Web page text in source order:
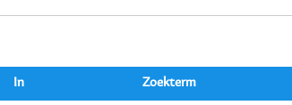
In Zoekterm